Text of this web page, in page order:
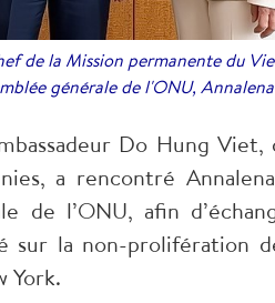
de la Mission permanente du
générale de l'ONU,
Do Hung
a rencontré
de l’ONU, afin
sur la non-prolifération
York.